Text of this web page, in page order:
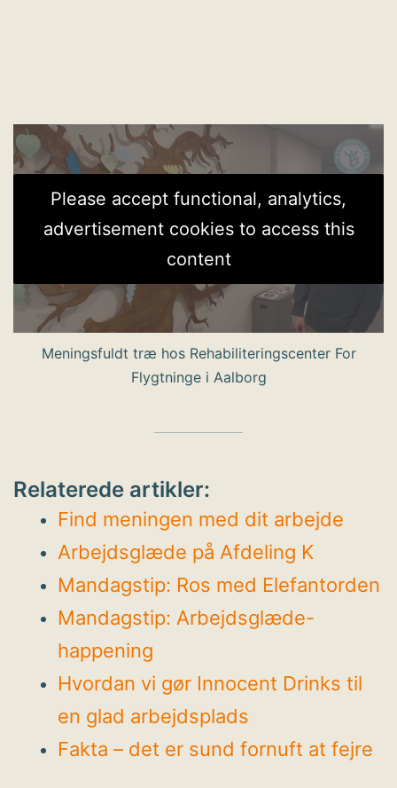
Please accept functional, analytics,
advertisement cookies to access this
content
Meningsfuldt træ hos Rehabiliteringscenter For
Flygtninge i Aalborg
Relaterede artikler:
Find meningen med dit arbejde
Arbejdsglæde på Afdeling K
Mandagstip: Ros med Elefantorden
Mandagstip: Arbejdsglæde-
happening
Hvordan vi gør Innocent Drinks til
en glad arbejdsplads
Fakta – det er sund fornuft at fejre